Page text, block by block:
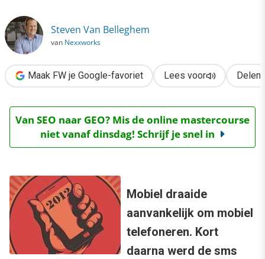
Steven Van Belleghem
van Nexxworks
Maak FW je Google-favoriet Lees voor Delen
Van SEO naar GEO? Mis de online mastercourse
niet vanaf dinsdag! Schrijf je snel in
Mobiel draaide
aanvankelijk om mobiel
telefoneren. Kort
daarna werd de sms